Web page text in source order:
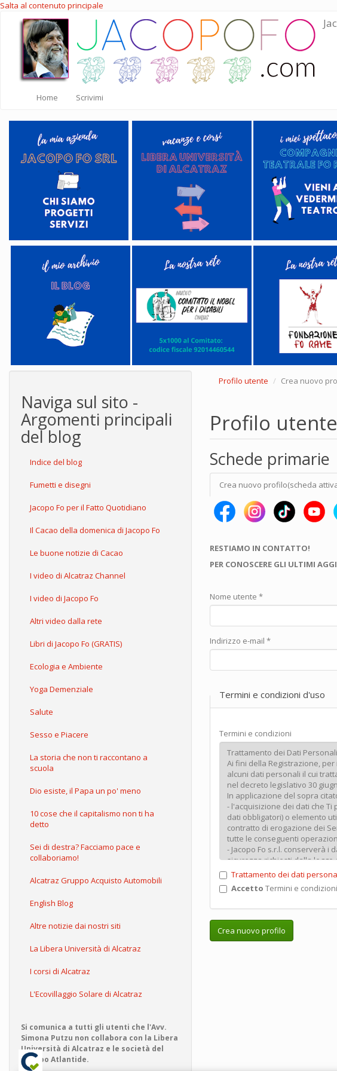
Salta al contenuto principale
Home Scrivimi
Naviga sul sito -
Argomenti principali
del blog
Indice del blog
Fumetti e disegni
Jacopo Fo per il Fatto Quotidiano
Il Cacao della domenica di Jacopo Fo
Le buone notizie di Cacao
I video di Alcatraz Channel
I video di Jacopo Fo
Altri video dalla rete
Libri di Jacopo Fo (GRATIS)
Ecologia e Ambiente
Yoga Demenziale
Salute
Sesso e Piacere
La storia che non ti raccontano a
scuola
Dio esiste, il Papa un po' meno
10 cose che il capitalismo non ti ha
detto
Sei di destra? Facciamo pace e
collaboriamo!
Alcatraz Gruppo Acquisto Automobili
English Blog
Altre notizie dai nostri siti
La Libera Università di Alcatraz
I corsi di Alcatraz
L'Ecovillaggio Solare di Alcatraz
Si comunica a tutti gli utenti che l'Avv.
Simona Putzu non collabora con la Libera
Università di Alcatraz e le società del
Gruppo Atlantide.
Profilo utente Crea nuovo
Profilo utente
Schede primarie
Crea nuovo profilo(scheda
RESTIAMO IN CONTATTO!
PER CONOSCERE GLI ULTIMI
Nome utente *
Indirizzo e-mail *
Termini e condizioni d'uso
Termini e condizioni
Trattamento dei dati
Accetto Termini e
Crea nuovo profilo